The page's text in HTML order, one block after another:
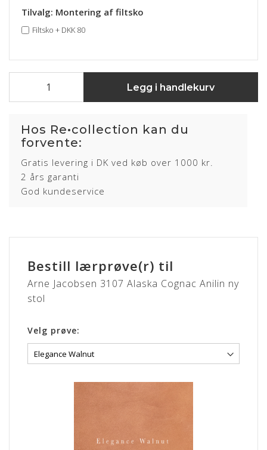
Tilvalg: Montering af filtsko
Filtsko + DKK 80
Legg i handlekurv
Hos Re•collection kan du
forvente:
Gratis levering i DK ved køb over 1000 kr.
2 års garanti
God kundeservice
Bestill lærprøve(r) til
Arne Jacobsen 3107 Alaska Cognac Anilin ny
stol
Velg prøve: